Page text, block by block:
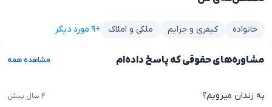
خانواده کیفری و جرایم ملکی و املاک +۹ مورد دیگر
مشاوره‌های حقوقی که پاسخ داده‌ام مشاهده همه
به زندان میرویم؟ ۴ سال پیش